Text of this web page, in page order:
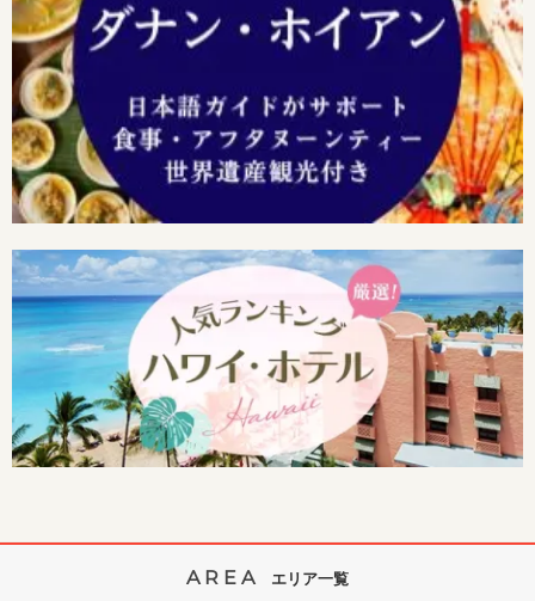
AREA エリア一覧